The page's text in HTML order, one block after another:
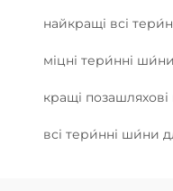
найкращі всі
міцні тери́нні ши́ни
кращі
всі тери́нні ши́ни